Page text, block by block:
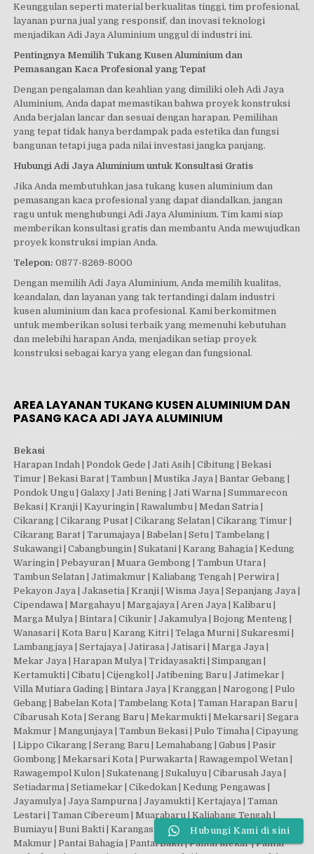
Keunggulan seperti material berkualitas tinggi, tim profesional,
layanan purna jual yang responsif, dan inovasi teknologi
menjadikan Adi Jaya Aluminium unggul di industri ini.
Pentingnya Memilih Tukang Kusen Aluminium dan
Pemasangan Kaca Profesional yang Tepat
Dengan pengalaman dan keahlian yang dimiliki oleh Adi Jaya
Aluminium, Anda dapat memastikan bahwa proyek konstruksi
Anda berjalan lancar dan sesuai dengan harapan. Pemilihan
yang tepat tidak hanya berdampak pada estetika dan fungsi
bangunan tetapi juga pada nilai investasi jangka panjang.
Hubungi Adi Jaya Aluminium untuk Konsultasi Gratis
Jika Anda membutuhkan jasa tukang kusen aluminium dan
pemasangan kaca profesional yang dapat diandalkan, jangan
ragu untuk menghubungi Adi Jaya Aluminium. Tim kami siap
memberikan konsultasi gratis dan membantu Anda mewujudkan
proyek konstruksi impian Anda.
Telepon: 0877-8269-8000
Dengan memilih Adi Jaya Aluminium, Anda memilih kualitas,
keandalan, dan layanan yang tak tertandingi dalam industri
kusen aluminium dan kaca profesional. Kami berkomitmen
untuk memberikan solusi terbaik yang memenuhi kebutuhan
dan melebihi harapan Anda, menjadikan setiap proyek
konstruksi sebagai karya yang elegan dan fungsional.
AREA LAYANAN TUKANG KUSEN ALUMINIUM DAN
PASANG KACA ADI JAYA ALUMINIUM
Bekasi
Harapan Indah | Pondok Gede | Jati Asih | Cibitung | Bekasi
Timur | Bekasi Barat | Tambun | Mustika Jaya | Bantar Gebang |
Pondok Ungu | Galaxy | Jati Bening | Jati Warna | Summarecon
Bekasi | Kranji | Kayuringin | Rawalumbu | Medan Satria |
Cikarang | Cikarang Pusat | Cikarang Selatan | Cikarang Timur |
Cikarang Barat | Tarumajaya | Babelan | Setu | Tambelang |
Sukawangi | Cabangbungin | Sukatani | Karang Bahagia | Kedung
Waringin | Pebayuran | Muara Gembong | Tambun Utara |
Tambun Selatan | Jatimakmur | Kaliabang Tengah | Perwira |
Pekayon Jaya | Jakasetia | Kranji | Wisma Jaya | Sepanjang Jaya |
Cipendawa | Margahayu | Margajaya | Aren Jaya | Kalibaru |
Marga Mulya | Bintara | Cikunir | Jakamulya | Bojong Menteng |
Wanasari | Kota Baru | Karang Kitri | Telaga Murni | Sukaresmi |
Lambangjaya | Sertajaya | Jatirasa | Jatisari | Marga Jaya |
Mekar Jaya | Harapan Mulya | Tridayasakti | Simpangan |
Kertamukti | Cibatu | Cijengkol | Jatibening Baru | Jatimekar |
Villa Mutiara Gading | Bintara Jaya | Kranggan | Narogong | Pulo
Gebang | Babelan Kota | Tambelang Kota | Taman Harapan Baru |
Cibarusah Kota | Serang Baru | Mekarmukti | Mekarsari | Segara
Makmur | Mangunjaya | Tambun Bekasi | Pulo Timaha | Cipayung
| Lippo Cikarang | Serang Baru | Lemahabang | Gabus | Pasir
Gombong | Mekarsari Kota | Purwakarta | Rawagempol Wetan |
Rawagempol Kulon | Sukatenang | Sukaluyu | Cibarusah Jaya |
Setiadarma | Setiamekar | Cikedokan | Kedung Pengawas |
Jayamulya | Jaya Sampurna | Jayamukti | Kertajaya | Taman
Lestari | Taman Cibereum | Muarabaru | Kaliabang Tengah |
Bumiayu | Buni Bakti | Karangasih | Pantai Harapan Indah | Pantai
Makmur | Pantai Bahagia | Pantai Bakti | Pantai Mekar | Pantai
Hubungi Kami di sini